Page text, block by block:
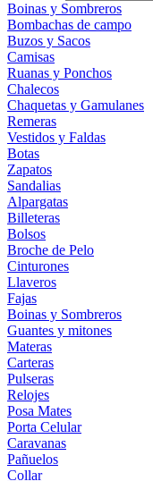
Boinas y Sombreros
Bombachas de campo
Buzos y Sacos
Camisas
Ruanas y Ponchos
Chalecos
Chaquetas y Gamulanes
Remeras
Vestidos y Faldas
Botas
Zapatos
Sandalias
Alpargatas
Billeteras
Bolsos
Broche de Pelo
Cinturones
Llaveros
Fajas
Boinas y Sombreros
Guantes y mitones
Materas
Carteras
Pulseras
Relojes
Posa Mates
Porta Celular
Caravanas
Pañuelos
Collar